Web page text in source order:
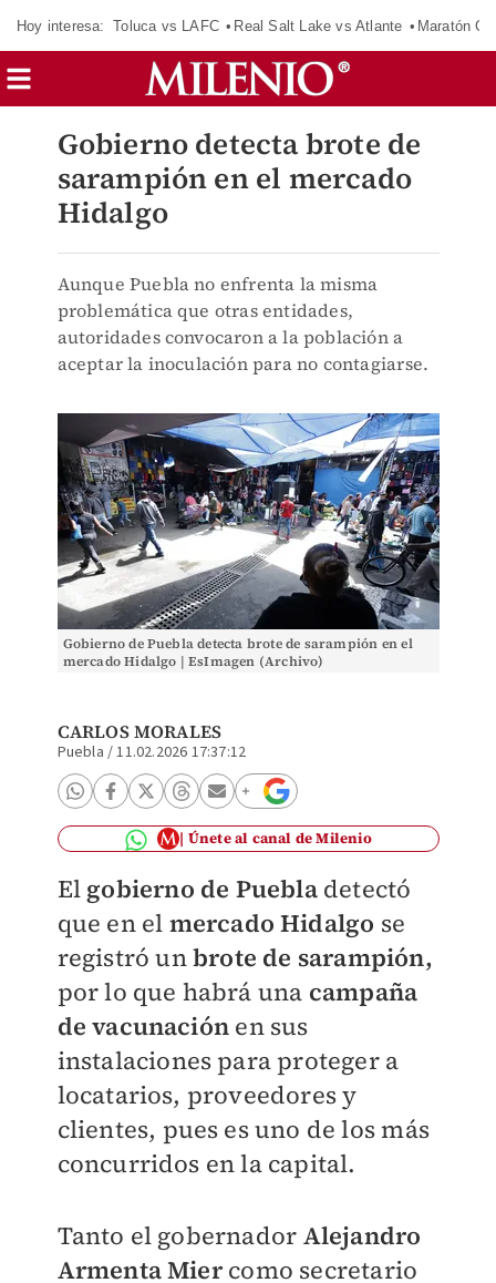
Hoy interesa: Toluca vs LAFC Real Salt Lake vs Atlante Maratón
Gobierno detecta brote de
sarampión en el mercado
Hidalgo
Aunque Puebla no enfrenta la misma
problemática que otras entidades,
autoridades convocaron a la población a
aceptar la inoculación para no contagiarse.
Gobierno de Puebla detecta brote de sarampión en el
mercado Hidalgo | EsImagen (Archivo)
CARLOS MORALES
Puebla /11.02.2026 17:37:12
Únete al canal de Milenio
El gobierno de Puebladetectó
que en el mercado Hidalgo se
registró unbrote de sarampión,
por lo que habrá una campaña
de vacunación en sus
instalaciones para proteger a
locatarios, proveedores y
clientes, pues es uno de los más
concurridos en la capital.
Tanto el gobernador Alejandro
Armenta Miercomo secretario